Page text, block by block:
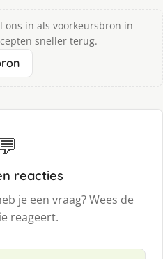
ons in als voorkeursbron in
sneller terug.
reacties
je een vraag? Wees de
reageert.